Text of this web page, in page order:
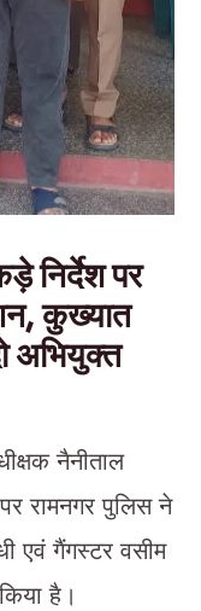
निर्देश पर
कुख्यात
अभियुक्त
नैनीताल
रामनगर पुलिस ने
एवं गैंगस्टर वसीम
है।